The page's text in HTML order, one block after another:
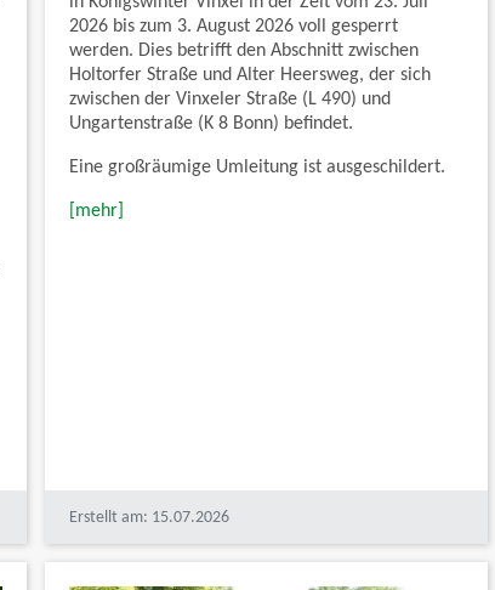
2026 bis zum 3. August 2026 voll gesperrt
werden. Dies betrifft den Abschnitt zwischen
Holtorfer Straße und Alter Heersweg, der sich
zwischen der Vinxeler Straße (L 490) und
Ungartenstraße (K 8 Bonn) befindet.
Eine großräumige Umleitung ist ausgeschildert.
[mehr]
Erstellt am: 15.07.2026